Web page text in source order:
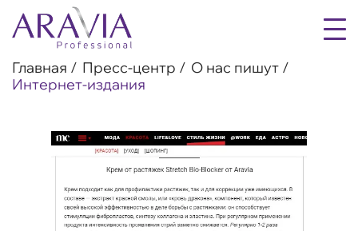
Главная Пресс-центр
О нас пишут
Интернет-издания